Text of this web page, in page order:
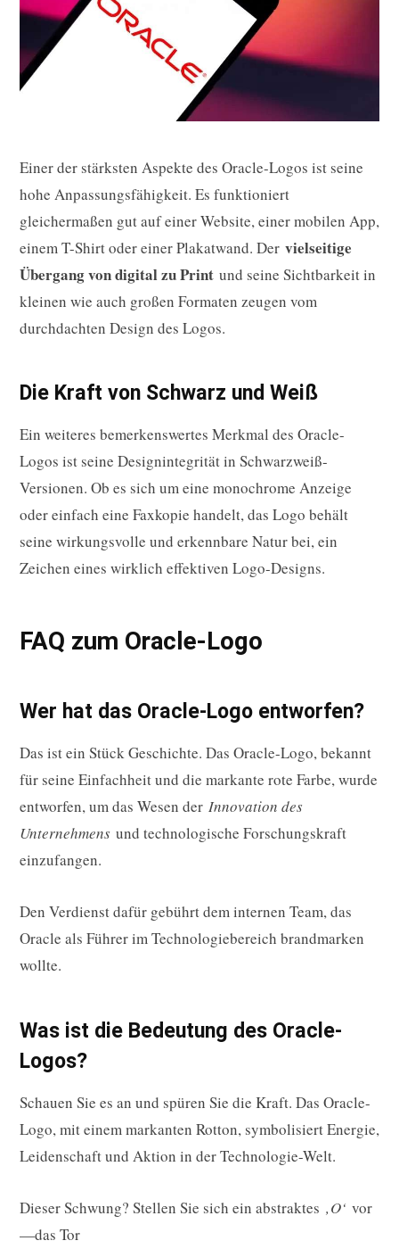
Einer der stärksten Aspekte des Oracle-Logos ist seine
hohe Anpassungsfähigkeit. Es funktioniert
gleichermaßen gut auf einer Website, einer mobilen App,
einem T-Shirt oder einer Plakatwand. Der vielseitige
Übergang von digital zu Print und seine Sichtbarkeit in
kleinen wie auch großen Formaten zeugen vom
durchdachten Design des Logos.
Die Kraft von Schwarz und Weiß
Ein weiteres bemerkenswertes Merkmal des Oracle-
Logos ist seine Designintegrität in Schwarzweiß-
Versionen. Ob es sich um eine monochrome Anzeige
oder einfach eine Faxkopie handelt, das Logo behält
seine wirkungsvolle und erkennbare Natur bei, ein
Zeichen eines wirklich effektiven Logo-Designs.
FAQ zum Oracle-Logo
Wer hat das Oracle-Logo entworfen?
Das ist ein Stück Geschichte. Das Oracle-Logo, bekannt
für seine Einfachheit und die markante rote Farbe, wurde
entworfen, um das Wesen der Innovation des
Unternehmens und technologische Forschungskraft
einzufangen.
Den Verdienst dafür gebührt dem internen Team, das
Oracle als Führer im Technologiebereich brandmarken
wollte.
Was ist die Bedeutung des Oracle-
Logos?
Schauen Sie es an und spüren Sie die Kraft. Das Oracle-
Logo, mit einem markanten Rotton, symbolisiert Energie,
Leidenschaft und Aktion in der Technologie-Welt.
Dieser Schwung? Stellen Sie sich ein abstraktes ‚O‘ vor
—das Tor